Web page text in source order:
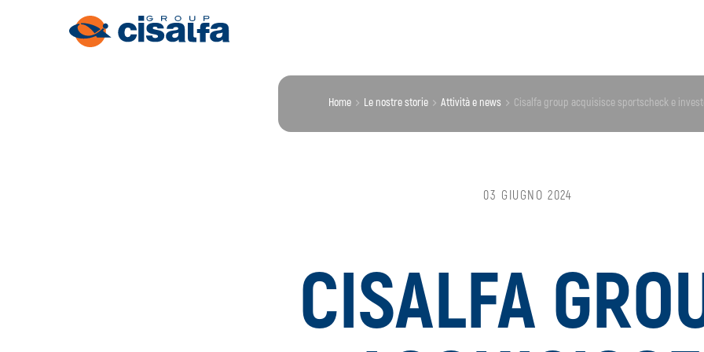
Home le nostre storie attività e news cisalfa group acquisisce sportscheck e
03 GIUGNO 2024
CISALFA